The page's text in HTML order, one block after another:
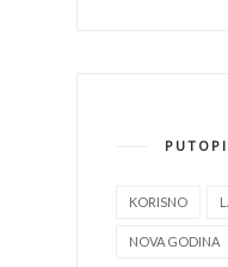
KORISNO
NOVA GODINA